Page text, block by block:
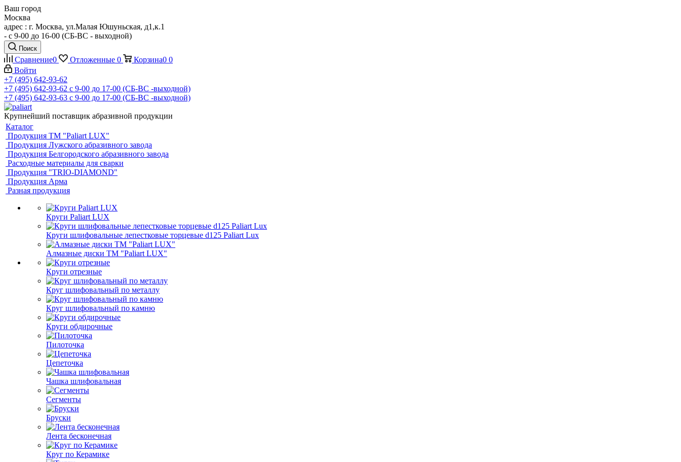
Ваш город
Москва
адрес : г. Москва, ул.Малая Юшуньская, д1,к.1
- c 9-00 до 16-00 (СБ-ВС - выходной)
Поиск
Сравнение0 Отложенные 0 Корзина0 0
Войти
+7 (495) 642-93-62
+7 (495) 642-93-62 c 9-00 до 17-00 (СБ-ВС -выходной)
+7 (495) 642-93-63 c 9-00 до 17-00 (СБ-ВС -выходной)
Крупнейший поставщик абразивной продукции
Каталог
Продукция ТМ "Paliart LUX"
Продукция Лужского абразивного завода
Продукция Белгородского абразивного завода
Расходные материалы для сварки
Продукция "TRIO-DIAMOND"
Продукция Арма
Разная продукция
Круги Paliart LUX
Круги шлифовальные лепестковые торцевые d125 Paliart Lux
Алмазные диски ТМ "Paliart LUX"
Круги отрезные
Круг шлифовальный по металлу
Круг шлифовальный по камню
Круги обдирочные
Пилоточка
Цепеточка
Чашка шлифовальная
Сегменты
Бруски
Лента бесконечная
Круг по Керамике